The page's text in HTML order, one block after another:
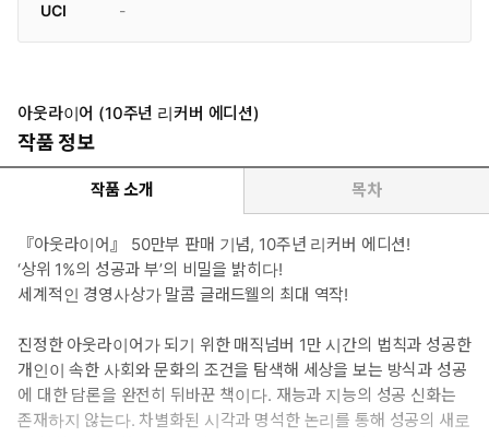
UCI
-
아웃라이어 (10주년 리커버 에디션)
작품 정보
작품 소개 목차
『아웃라이어』 50만부 판매 기념, 10주년 리커버 에디션!
‘상위 1%의 성공과 부’의 비밀을 밝히다!
세계적인 경영사상가 말콤 글래드웰의 최대 역작!
진정한 아웃라이어가 되기 위한 매직넘버 1만 시간의 법칙과 성공한
개인이 속한 사회와 문화의 조건을 탐색해 세상을 보는 방식과 성공
에 대한 담론을 완전히 뒤바꾼 책이다. 재능과 지능의 성공 신화는
존재하지 않는다. 차별화된 시각과 명석한 논리를 통해 성공의 새로